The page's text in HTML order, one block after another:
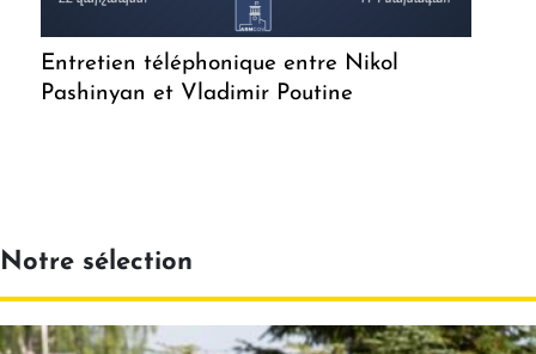
Entretien téléphonique entre Nikol
Pashinyan et Vladimir Poutine
Notre sélection